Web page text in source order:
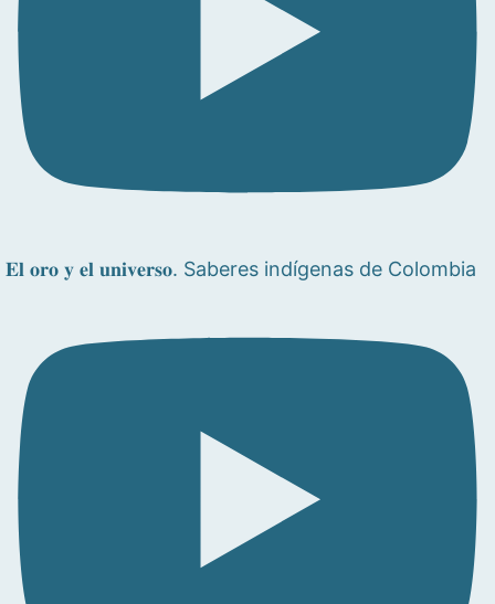
𝐄𝐥 𝐨𝐫𝐨 𝐲 𝐞𝐥 𝐮𝐧𝐢𝐯𝐞𝐫𝐬𝐨. Saberes indígenas de Colombia